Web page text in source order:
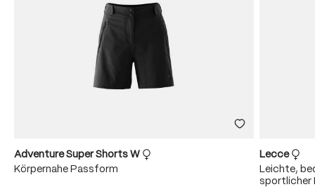
Adventure Super Shorts W
Körpernahe Passform
Lecce
Leichte,
sportlicher